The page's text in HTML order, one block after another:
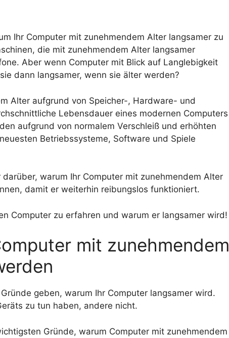
Ihr Computer mit zunehmendem Alter langsamer zu
die mit zunehmendem Alter langsamer
Aber wenn Computer mit Blick auf Langlebigkeit
dann langsamer, wenn sie älter werden?
Alter aufgrund von Speicher-, Hardware- und
Lebensdauer eines modernen Computers
aufgrund von normalem Verschleiß und erhöhten
Betriebssysteme, Software und Spiele
warum Ihr Computer mit zunehmendem Alter
damit er weiterhin reibungslos funktioniert.
Computer zu erfahren und warum er langsamer wird!
mit zunehmendem
geben, warum Ihr Computer langsamer wird.
zu tun haben, andere nicht.
Gründe, warum Computer mit zunehmendem